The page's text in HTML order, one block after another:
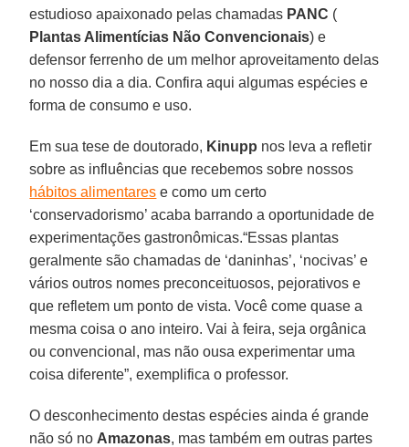
estudioso apaixonado pelas chamadas PANC (
Plantas Alimentícias Não Convencionais) e
defensor ferrenho de um melhor aproveitamento delas
no nosso dia a dia. Confira aqui algumas espécies e
forma de consumo e uso.
Em sua tese de doutorado, Kinupp nos leva a refletir
sobre as influências que recebemos sobre nossos
hábitos alimentares e como um certo
‘conservadorismo’ acaba barrando a oportunidade de
experimentações gastronômicas.“Essas plantas
geralmente são chamadas de ‘daninhas’, ‘nocivas’ e
vários outros nomes preconceituosos, pejorativos e
que refletem um ponto de vista. Você come quase a
mesma coisa o ano inteiro. Vai à feira, seja orgânica
ou convencional, mas não ousa experimentar uma
coisa diferente”, exemplifica o professor.
O desconhecimento destas espécies ainda é grande
não só no Amazonas, mas também em outras partes